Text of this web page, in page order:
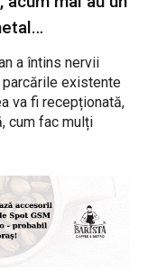
a întins nervii
parcările existente
va fi recepționată,
cum fac mulți